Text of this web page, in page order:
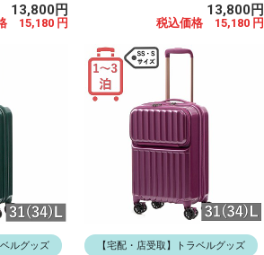
13,800円
15,180 円
13,800円
税込価格 15,180 円
ルグッズ 【宅配・店受取】トラベルグッズ